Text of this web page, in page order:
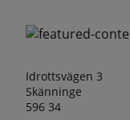
Idrottsvägen 3
Skänninge
596 34